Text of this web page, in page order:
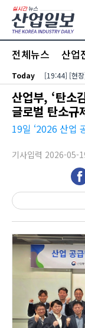
본문 바로가기
전체뉴스 산업
Today
산업부, ‘탄소
글로벌 탄소규
19일 ‘2026 산업
기사입력 2026-05-